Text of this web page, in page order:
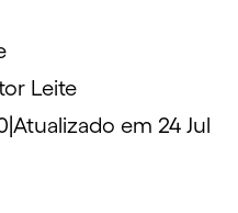
Leite
Atualizado em 24 Jul